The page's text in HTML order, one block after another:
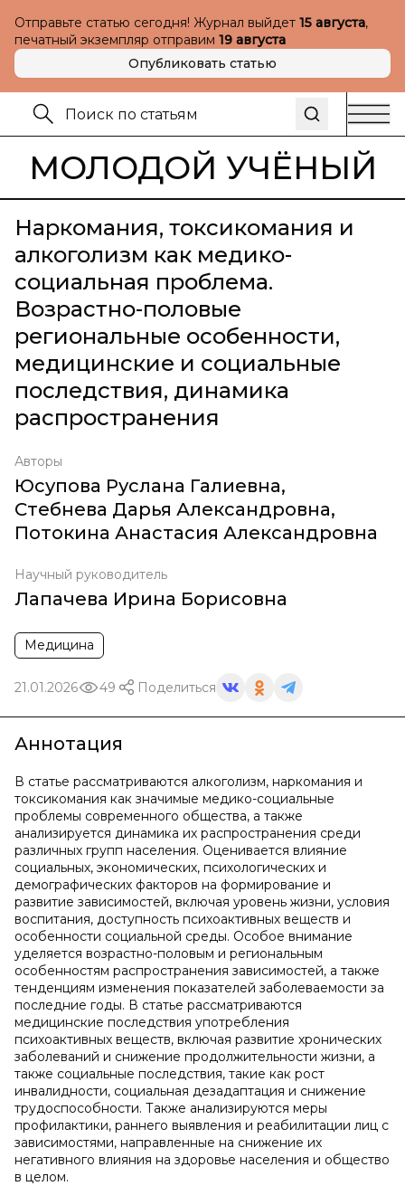
Отправьте статью сегодня! Журнал выйдет 15 августа,
печатный экземпляр отправим 19 августа
Опубликовать статью
МОЛОДОЙ УЧЁНЫЙ
Наркомания, токсикомания и
алкоголизм как медико-
социальная проблема.
Возрастно-половые
региональные особенности,
медицинские и социальные
последствия, динамика
распространения
Авторы
Юсупова Руслана Галиевна,
Стебнева Дарья Александровна,
Потокина Анастасия Александровна
Научный руководитель
Лапачева Ирина Борисовна
Медицина
21.01.2026 49 Поделиться
Аннотация
В статье рассматриваются алкоголизм, наркомания и
токсикомания как значимые медико-социальные
проблемы современного общества, а также
анализируется динамика их распространения среди
различных групп населения. Оценивается влияние
социальных, экономических, психологических и
демографических факторов на формирование и
развитие зависимостей, включая уровень жизни, условия
воспитания, доступность психоактивных веществ и
особенности социальной среды. Особое внимание
уделяется возрастно-половым и региональным
особенностям распространения зависимостей, а также
тенденциям изменения показателей заболеваемости за
последние годы. В статье рассматриваются
медицинские последствия употребления
психоактивных веществ, включая развитие хронических
заболеваний и снижение продолжительности жизни, а
также социальные последствия, такие как рост
инвалидности, социальная дезадаптация и снижение
трудоспособности. Также анализируются меры
профилактики, раннего выявления и реабилитации лиц с
зависимостями, направленные на снижение их
негативного влияния на здоровье населения и общество
в целом.